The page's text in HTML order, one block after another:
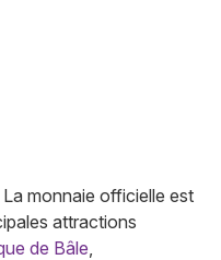
monnaie officielle est
attractions
de Bâle